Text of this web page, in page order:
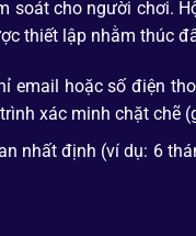
cho người chơi.
thiết lập nhằm thúc
email hoặc số điện
xác minh chặt chẽ
nhất định (ví dụ: 6